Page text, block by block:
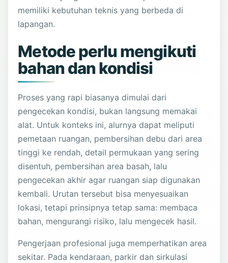
memiliki kebutuhan teknis yang berbeda di
lapangan.
Metode perlu mengikuti
bahan dan kondisi
Proses yang rapi biasanya dimulai dari
pengecekan kondisi, bukan langsung memakai
alat. Untuk konteks ini, alurnya dapat meliputi
pemetaan ruangan, pembersihan debu dari area
tinggi ke rendah, detail permukaan yang sering
disentuh, pembersihan area basah, lalu
pengecekan akhir agar ruangan siap digunakan
kembali. Urutan tersebut bisa menyesuaikan
lokasi, tetapi prinsipnya tetap sama: membaca
bahan, mengurangi risiko, lalu mengecek hasil.
Pengerjaan profesional juga memperhatikan area
sekitar. Pada kendaraan, parkir dan sirkulasi